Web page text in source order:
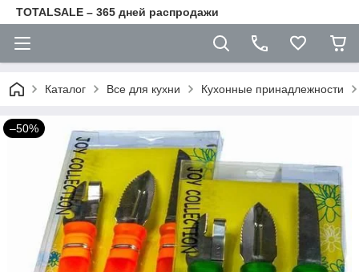
TOTALSALE – 365 дней распродажи
Каталог Все для кухни Кухонные принадлежности
–50%